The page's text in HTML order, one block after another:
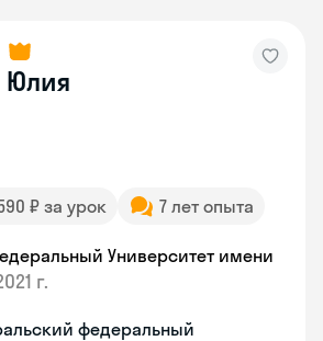
Юлия
₽ за урок 7 лет опыта
Университет имени
г.
федеральный